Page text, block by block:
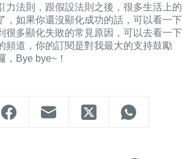
力法則，跟假設法則之後，很多生活上的
，如果你還沒顯化成功的話，可以看一下
很多顯化失敗的常見原因，可以去看一下
頻道，你的訂閱是對我最大的支持鼓勵
，Bye bye~！